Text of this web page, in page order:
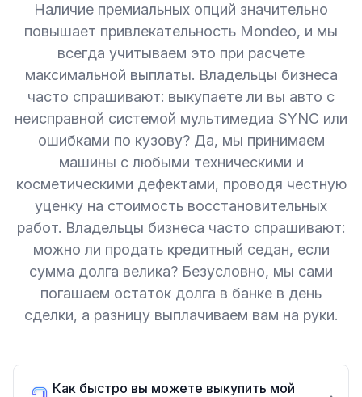
Наличие премиальных опций значительно
повышает привлекательность Mondeo, и мы
всегда учитываем это при расчете
максимальной выплаты. Владельцы бизнеса
часто спрашивают: выкупаете ли вы авто с
неисправной системой мультимедиа SYNC или
ошибками по кузову? Да, мы принимаем
машины с любыми техническими и
косметическими дефектами, проводя честную
уценку на стоимость восстановительных
работ. Владельцы бизнеса часто спрашивают:
можно ли продать кредитный седан, если
сумма долга велика? Безусловно, мы сами
погашаем остаток долга в банке в день
сделки, а разницу выплачиваем вам на руки.
Как быстро вы можете выкупить мой